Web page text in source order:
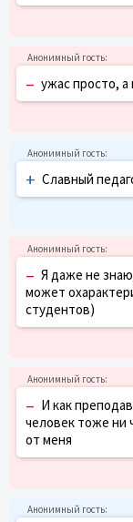
– ужас просто, а
+ Славный
– Я даже не
может
студентов)
– И как
человек тоже ни
от меня